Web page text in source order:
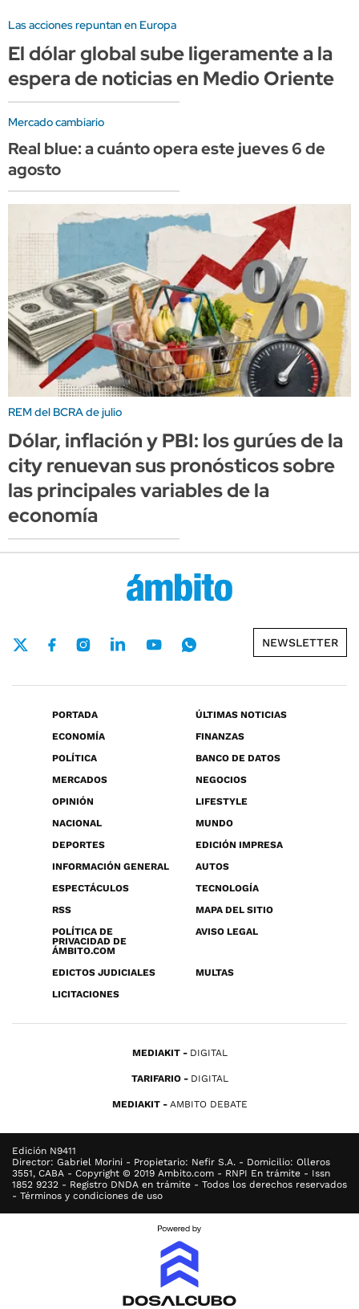
Las acciones repuntan en Europa
El dólar global sube ligeramente a la
espera de noticias en Medio Oriente
Mercado cambiario
Real blue: a cuánto opera este jueves 6 de
agosto
REM del BCRA de julio
Dólar, inflación y PBI: los gurúes de la
city renuevan sus pronósticos sobre
las principales variables de la
economía
NEWSLETTER
PORTADA
ÚLTIMAS NOTICIAS
ECONOMÍA
FINANZAS
POLÍTICA
BANCO DE DATOS
MERCADOS
NEGOCIOS
OPINIÓN
LIFESTYLE
NACIONAL
MUNDO
DEPORTES
EDICIÓN IMPRESA
INFORMACIÓN GENERAL
AUTOS
ESPECTÁCULOS
TECNOLOGÍA
RSS
MAPA DEL SITIO
POLÍTICA DE
PRIVACIDAD DE
ÁMBITO.COM
AVISO LEGAL
EDICTOS JUDICIALES
MULTAS
LICITACIONES
MEDIAKIT DIGITAL
TARIFARIO DIGITAL
MEDIAKIT AMBITO DEBATE
Edición N9411
Director: Gabriel Morini - Propietario: Nefir S.A. - Domicilio: Olleros
3551, CABA - Copyright © 2019 Ambito.com - RNPI En trámite - Issn
1852 9232 - Registro DNDA en trámite - Todos los derechos reservados
- Términos y condiciones de uso